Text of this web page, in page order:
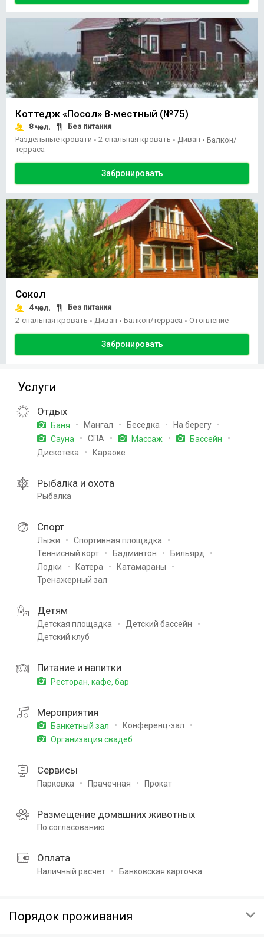
Коттедж «Посол» 8-местный (№75)
8чел.
Без питания
Раздельные кровати • 2-спальная кровать • Диван • Балкон/
терраса
Забронировать
Сокол
4чел.
Без питания
2-спальная кровать • Диван • Балкон/терраса • Отопление
Забронировать
Услуги
Отдых
Баня Мангал Беседка
На берегу
Сауна
СПА Массаж
Бассейн
Дискотека
Караоке
Рыбалка и охота
Рыбалка
Спорт
Лыжи
Спортивная площадка
Теннисный корт
Бадминтон
Бильярд
Лодки
Катера
Катамараны
Тренажерный зал
Детям
Детская площадка
Детский бассейн
Детский клуб
Питание и напитки
Ресторан, кафе, бар
Мероприятия
Банкетный зал
Конференц-зал
Организация свадеб
Сервисы
Парковка Прачечная Прокат
Размещение домашних животных
По согласованию
Оплата
Наличный расчет Банковская карточка
Порядок проживания